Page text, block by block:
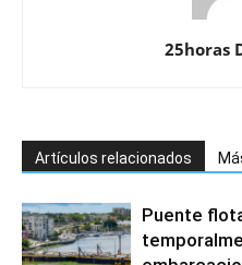
25horas
Artículos relacionados
Puente